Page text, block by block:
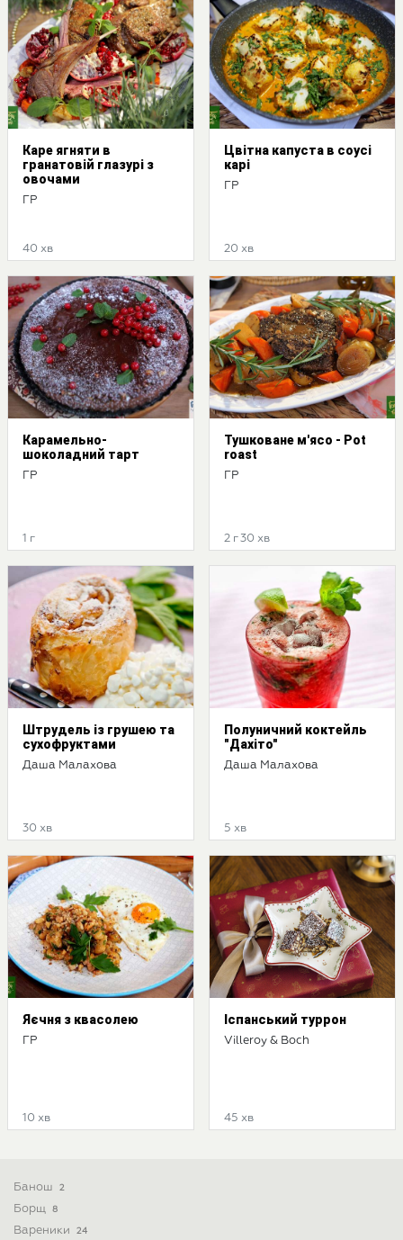
Каре ягняти в
гранатовій глазурі з
овочами
ГР
40 хв
Цвітна капуста в соусі
карі
ГР
20 хв
Карамельно-
шоколадний тарт
ГР
1 г
Тушковане м'ясо - Pot
roast
ГР
2 г 30 хв
Штрудель із грушею та
сухофруктами
Даша Малахова
30 хв
Полуничний коктейль
"Дахіто"
Даша Малахова
5 хв
Яєчня з квасолею
ГР
10 хв
Іспанський туррон
Villeroy & Boch
45 хв
Банош 2
Борщ 8
Вареники 24